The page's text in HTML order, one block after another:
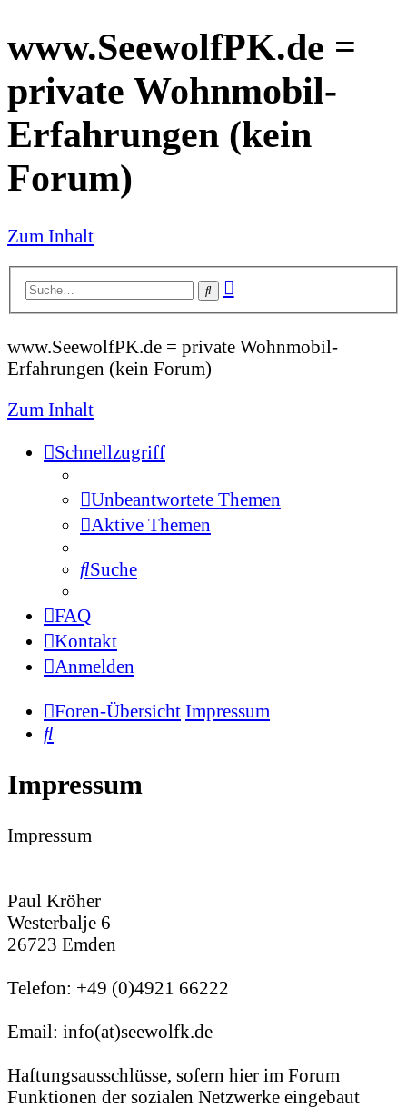
www.SeewolfPK.de =
private Wohnmobil-
Erfahrungen (kein
Forum)
Zum Inhalt
SucheErweiterte
www.SeewolfPK.de = private Wohnmobil-
Erfahrungen (kein Forum)
Zum Inhalt
Schnellzugriff
Unbeantwortete Themen
Aktive Themen
Suche
FAQ
Kontakt
Anmelden
Foren-Übersicht Impressum
Impressum
Impressum
Paul Kröher
Westerbalje 6
26723 Emden
Telefon: +49 (0)4921 66222
Email: info(at)seewolfk.de
Haftungsausschlüsse, sofern hier im Forum
Funktionen der sozialen Netzwerke eingebaut